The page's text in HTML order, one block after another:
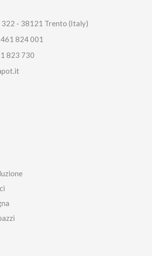
322 - 38121 Trento (Italy)
824 001
823 730